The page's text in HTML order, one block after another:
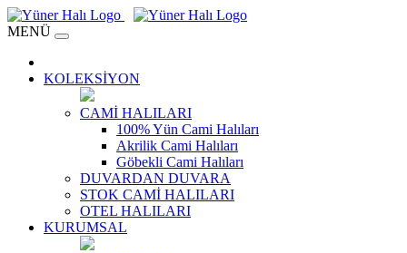
MENÜ
KOLEKSİYON
CAMİ HALILARI
100% Yün Cami Halıları
Akrilik Cami Halıları
Göbekli Cami Halıları
DUVARDAN DUVARA
STOK CAMİ HALILARI
OTEL HALILARI
KURUMSAL